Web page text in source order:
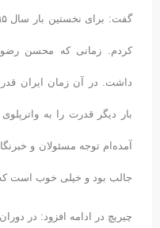
کردم. زمانی که محسن
داشت. در آن زمان ایران
بار دیگر قدرت را به
آمده‌ام توجه مسئولان و
جالب بود و خیلی خوب است که
چیریچ در ادامه افزود: در